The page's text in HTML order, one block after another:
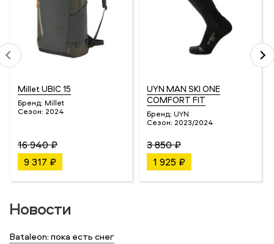
Millet UBIC 15
Бренд: Millet
Сезон: 2024
16 940 ₽
9 317 ₽
UYN MAN SKI ONE
COMFORT FIT
Бренд: UYN
Сезон: 2023/2024
3 850 ₽
1 925 ₽
Новости
Bataleon: пока есть снег